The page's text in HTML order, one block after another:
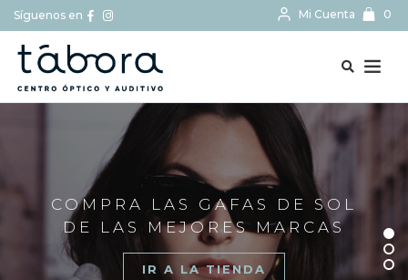
Síguenos en Mi Cuenta 0
COMPRA LAS GAFAS DE SOL
DE LAS MEJORES MARCAS
IR A LA TIENDA